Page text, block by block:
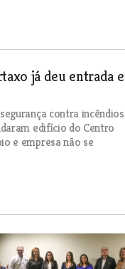
já deu entrada
contra incêndios
edifício do Centro
e empresa não se